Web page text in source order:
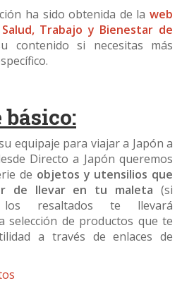
ha sido obtenida de la web
Trabajo y Bienestar de
contenido si necesitas más
equipaje para viajar a Japón a
Directo a Japón queremos
de objetos y utensilios que
de llevar en tu maleta (si
resaltados te llevará
selección de productos que te
a través de enlaces de